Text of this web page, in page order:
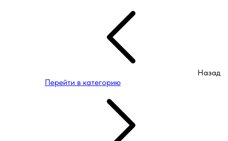
Назад
Перейти в категорию